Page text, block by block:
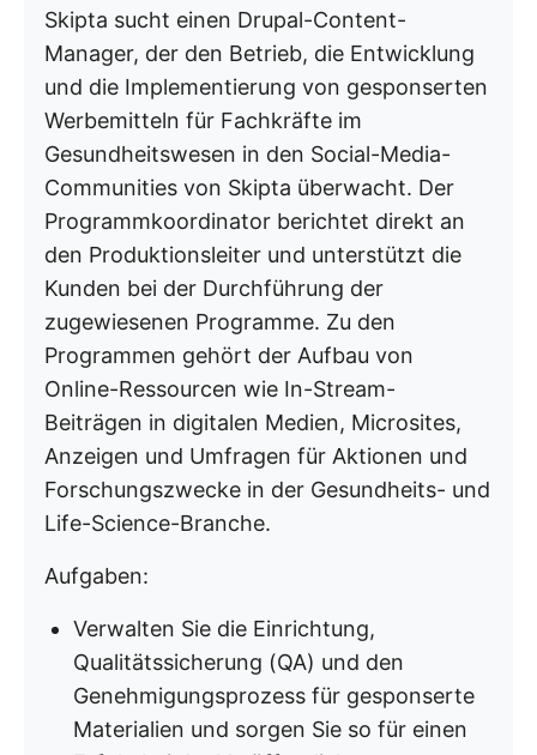
Skipta sucht einen Drupal-Content-
Manager, der den Betrieb, die Entwicklung
und die Implementierung von gesponserten
Werbemitteln für Fachkräfte im
Gesundheitswesen in den Social-Media-
Communities von Skipta überwacht. Der
Programmkoordinator berichtet direkt an
den Produktionsleiter und unterstützt die
Kunden bei der Durchführung der
zugewiesenen Programme. Zu den
Programmen gehört der Aufbau von
Online-Ressourcen wie In-Stream-
Beiträgen in digitalen Medien, Microsites,
Anzeigen und Umfragen für Aktionen und
Forschungszwecke in der Gesundheits- und
Life-Science-Branche.
Aufgaben:
Verwalten Sie die Einrichtung,
Qualitätssicherung (QA) und den
Genehmigungsprozess für gesponserte
Materialien und sorgen Sie so für einen